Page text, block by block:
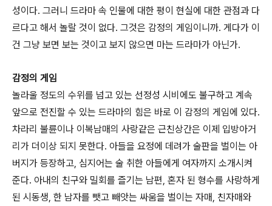
성이다. 그러니 드라마 속 인물에 대한 평이 현실에 대한 관점과 다
르다고 해서 놀랄 것이 없다. 그것은 감정의 게임이니까. 게다가 이
건 그냥 보면 보는 것이고 보지 않으면 마는 드라마가 아닌가.
감정의 게임
놀라울 정도의 수위를 넘고 있는 선정성 시비에도 불구하고 계속
앞으로 전진할 수 있는 드라마의 힘은 바로 이 감정의 게임에 있다.
차라리 불륜이나 이복남매의 사랑같은 근친상간은 이제 입방아거
리가 더이상 되지 못한다. 아들을 요정에 데려가 술판을 벌이는 아
버지가 등장하고, 심지어는 술 취한 아들에게 여자까지 소개시켜
준다. 아내의 친구와 밀회를 즐기는 남편, 혼자 된 형수를 사랑하게
된 시동생, 한 남자를 뺏고 빼앗는 싸움을 벌이는 자매, 친자매와